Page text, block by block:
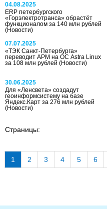
04.08.2025
ERP петербургского
«Горэлектротранса» обрастёт
функционалом за 140 млн рублей
(Новости)
07.07.2025
«ТЭК Санкт-Петербурга»
переводит АРМ на ОС Astra Linux
за 108 млн рублей (Новости)
30.06.2025
Для «Ленсвета» создадут
геоинформсистему на базе
Яндекс.Карт за 276 млн рублей
(Новости)
Страницы:
1 2 3 4 5 6